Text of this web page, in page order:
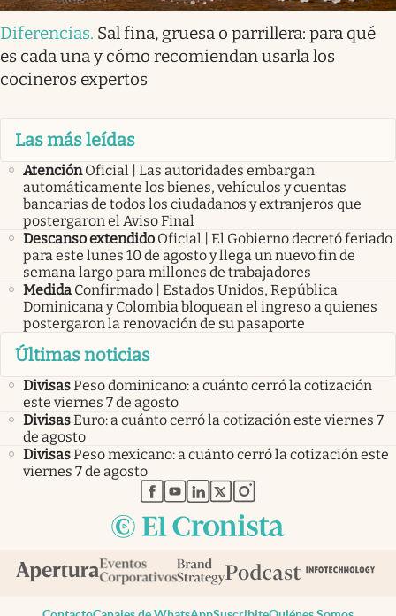
Diferencias. Sal fina, gruesa o parrillera: para qué
es cada una y cómo recomiendan usarla los
cocineros expertos
Las más leídas
Atención Oficial | Las autoridades embargan
automáticamente los bienes, vehículos y cuentas
bancarias de todos los ciudadanos y extranjeros que
postergaron el Aviso Final
Descanso extendido Oficial | El Gobierno decretó feriado
para este lunes 10 de agosto y llega un nuevo fin de
semana largo para millones de trabajadores
Medida Confirmado | Estados Unidos, República
Dominicana y Colombia bloquean el ingreso a quienes
postergaron la renovación de su pasaporte
Últimas noticias
DivisasPeso dominicano: a cuánto cerró la cotización
este viernes 7 de agosto
DivisasEuro: a cuánto cerró la cotización este viernes 7
de agosto
DivisasPeso mexicano: a cuánto cerró la cotización este
viernes 7 de agosto
abre en nueva pestaña
abre en nueva pestaña
abre en nueva pestaña
abre en nueva pestaña
abre en nueva pestaña